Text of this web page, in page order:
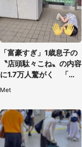
「富豪すぎ」1歳息子の
〝店頭駄々こね〟の内容
に1.7万人驚がく 「お
菓子売り場ならまだし
Met